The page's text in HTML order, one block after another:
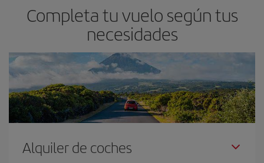
Completa tu vuelo según tus
necesidades
Alquiler de coches